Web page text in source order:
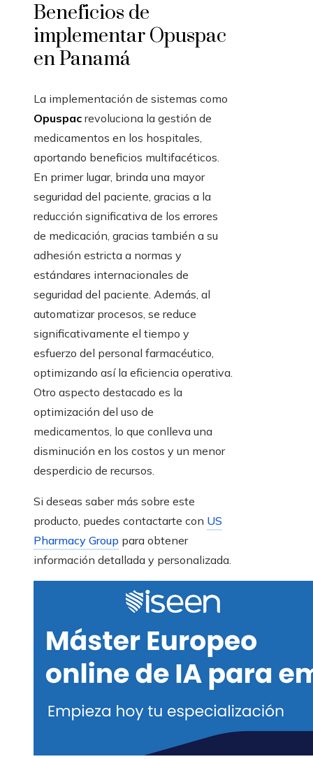
Beneficios de
implementar Opuspac
en Panamá
La implementación de sistemas como
Opuspac revoluciona la gestión de
medicamentos en los hospitales,
aportando beneficios multifacéticos.
En primer lugar, brinda una mayor
seguridad del paciente, gracias a la
reducción significativa de los errores
de medicación, gracias también a su
adhesión estricta a normas y
estándares internacionales de
seguridad del paciente. Además, al
automatizar procesos, se reduce
significativamente el tiempo y
esfuerzo del personal farmacéutico,
optimizando así la eficiencia operativa.
Otro aspecto destacado es la
optimización del uso de
medicamentos, lo que conlleva una
disminución en los costos y un menor
desperdicio de recursos.
Si deseas saber más sobre este
producto, puedes contactarte con US
Pharmacy Group para obtener
información detallada y personalizada.